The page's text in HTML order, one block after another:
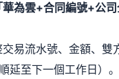
為雲+合同編號+公司
易流水號、金額、雙
至下一個工作日）